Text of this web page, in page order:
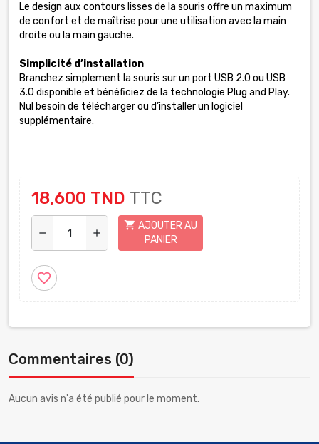
Le design aux contours lisses de la souris offre un maximum
de confort et de maîtrise pour une utilisation avec la main
droite ou la main gauche.
Simplicité d’installation
Branchez simplement la souris sur un port USB 2.0 ou USB
3.0 disponible et bénéficiez de la technologie Plug and Play.
Nul besoin de télécharger ou d’installer un logiciel
supplémentaire.
18,600 TND TTC
remove add
shopping_cart AJOUTER AU
PANIER
favorite_border
Commentaires (0)
Aucun avis n'a été publié pour le moment.